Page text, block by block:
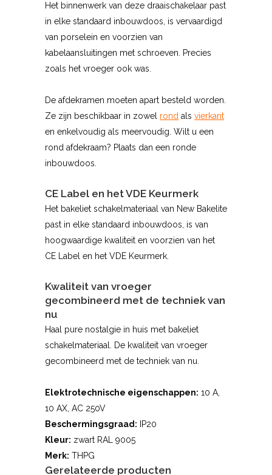
Het binnenwerk van deze draaischakelaar past
in elke standaard inbouwdoos, is vervaardigd
van porselein en voorzien van
kabelaansluitingen met schroeven. Precies
zoals het vroeger ook was.
De afdekramen moeten apart besteld worden.
Ze zijn beschikbaar in zowel rond als vierkant
en enkelvoudig als meervoudig. Wilt u een
rond afdekraam? Plaats dan een ronde
inbouwdoos.
CE Label en het VDE Keurmerk
Het bakeliet schakelmateriaal van New Bakelite
past in elke standaard inbouwdoos, is van
hoogwaardige kwaliteit en voorzien van het
CE Label en het VDE Keurmerk.
Kwaliteit van vroeger
gecombineerd met de techniek van
nu
Haal pure nostalgie in huis met bakeliet
schakelmateriaal. De kwaliteit van vroeger
gecombineerd met de techniek van nu.
Elektrotechnische eigenschappen: 10 A,
10 AX, AC 250V
Beschermingsgraad: IP20
Kleur: zwart RAL 9005
Merk: THPG
Gerelateerde producten